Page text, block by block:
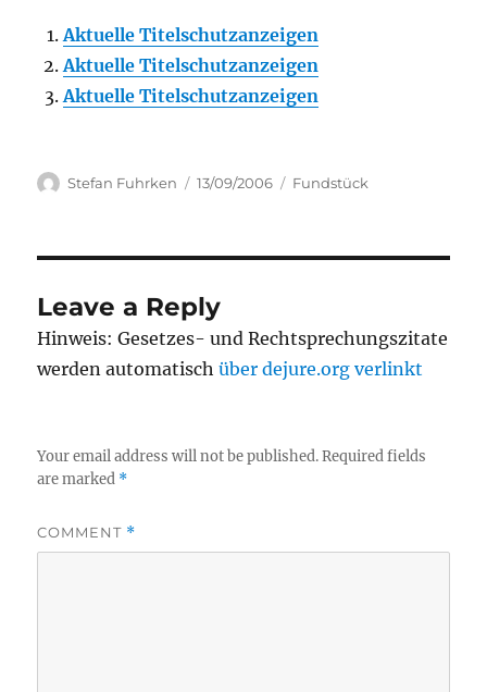
Aktuelle Titelschutzanzeigen
Aktuelle Titelschutzanzeigen
Aktuelle Titelschutzanzeigen
Author
Stefan Fuhrken
Posted
13/09/2006 Categories
Fundstück
Leave a Reply
Hinweis: Gesetzes- und Rechtsprechungszitate
werden automatischüber dejure.org verlinkt
Your email address will not be published. Required fields
are marked *
COMMENT *